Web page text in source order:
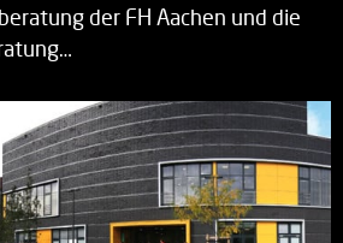
der FH Aachen und die